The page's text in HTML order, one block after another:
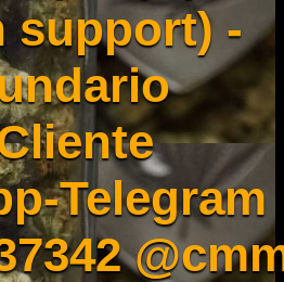
support) -
Telegram